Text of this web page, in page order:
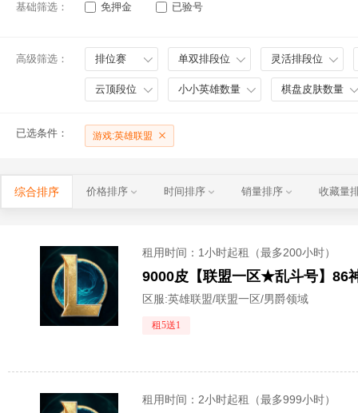
基础筛选： 免押金 已验号
高级筛选： 排位赛 单双排段位 灵活排段位
云顶段位 小小英雄数量 棋盘皮肤数量
已选条件： 游戏:英雄联盟
综合排序 价格排序 时间排序 销量排序 收藏量
租用时间 ：1小时起租（最多200小时）
9000皮【联盟一区★乱斗号】
区服:英雄联盟/联盟一区/男爵领域
租5送1
租用时间 ：2小时起租（最多999小时）